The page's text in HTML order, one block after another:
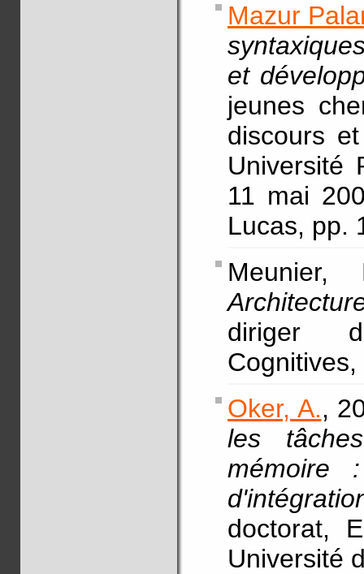
Mazur
et
jeunes
discours
Université
11 mai
Lucas, pp.
diriger
Oker, A.,
les
mémoire
doctorat,
Université